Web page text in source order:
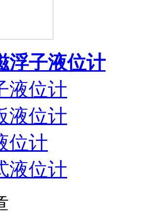
浮子液位计
液位计
液位计
位计
液位计